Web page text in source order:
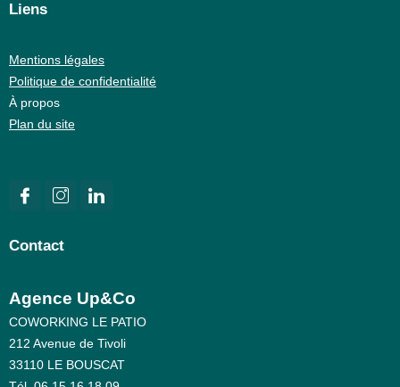
Liens
Mentions légales
Politique de confidentialité
À propos
Plan du site
Contact
Agence Up&Co
COWORKING LE PATIO
212 Avenue de Tivoli
33110 LE BOUSCAT